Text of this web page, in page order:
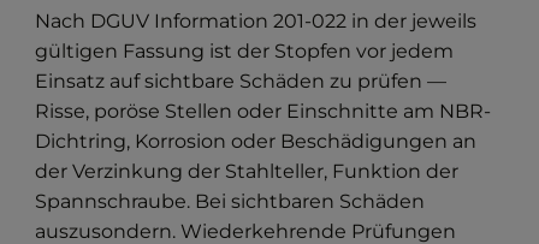
Nach DGUV Information 201-022 in der jeweils
gültigen Fassung ist der Stopfen vor jedem
Einsatz auf sichtbare Schäden zu prüfen —
Risse, poröse Stellen oder Einschnitte am NBR-
Dichtring, Korrosion oder Beschädigungen an
der Verzinkung der Stahlteller, Funktion der
Spannschraube. Bei sichtbaren Schäden
auszusondern. Wiederkehrende Prüfungen